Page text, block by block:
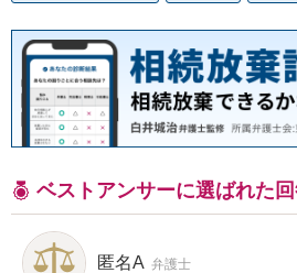
ベストアンサーに選ばれた
匿名A 弁護士